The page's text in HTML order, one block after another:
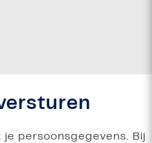
persoonsgegevens. Bij